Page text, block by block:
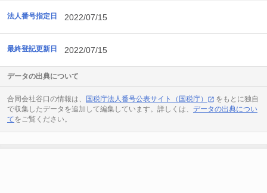
法人番号指定日 2022/07/15
最終登記更新日 2022/07/15
データの出典について
合同会社谷口の情報は、 国税庁法人番号公表サイト（国税庁）
をもとに独自
で収集したデータを追加して編集しています。詳しくは、 データの出典につい
てをご覧ください。